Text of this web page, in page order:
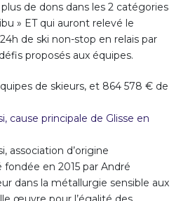
de dons dans les 2 catégories
» ET qui auront relevé le
de ski non-stop en relais par
proposés aux équipes.
de skieurs, et 864 578 € de
cause principale de Glisse en
association d’origine
en 2015 par André
dans la métallurgie sensible aux